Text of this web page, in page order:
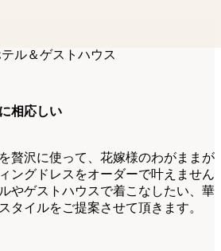
相応しい
贅沢に使って、花嫁様のわがままが
ングドレスをオーダーで叶えません
やゲストハウスで着こなしたい、華
タイルをご提案させて頂きます。